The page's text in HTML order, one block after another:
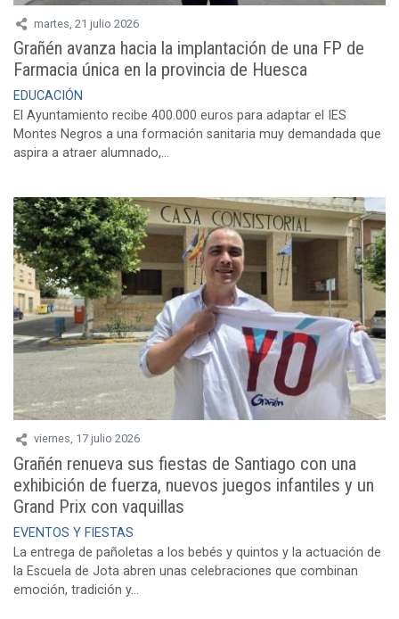
martes, 21 julio 2026
Grañén avanza hacia la implantación de una FP de
Farmacia única en la provincia de Huesca
EDUCACIÓN
El Ayuntamiento recibe 400.000 euros para adaptar el IES
Montes Negros a una formación sanitaria muy demandada que
aspira a atraer alumnado,...
viernes, 17 julio 2026
Grañén renueva sus fiestas de Santiago con una
exhibición de fuerza, nuevos juegos infantiles y un
Grand Prix con vaquillas
EVENTOS Y FIESTAS
La entrega de pañoletas a los bebés y quintos y la actuación de
la Escuela de Jota abren unas celebraciones que combinan
emoción, tradición y...